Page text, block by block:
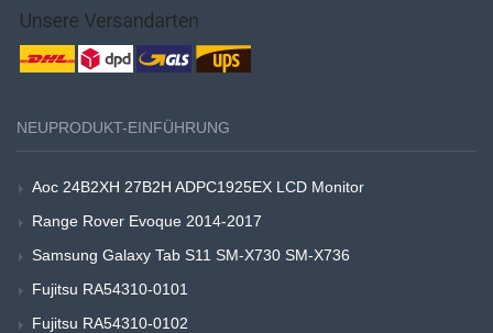
NEUPRODUKT-EINFÜHRUNG
Aoc 24B2XH 27B2H ADPC1925EX LCD Monitor
Range Rover Evoque 2014-2017
Samsung Galaxy Tab S11 SM-X730 SM-X736
Fujitsu RA54310-0101
Fujitsu RA54310-0102